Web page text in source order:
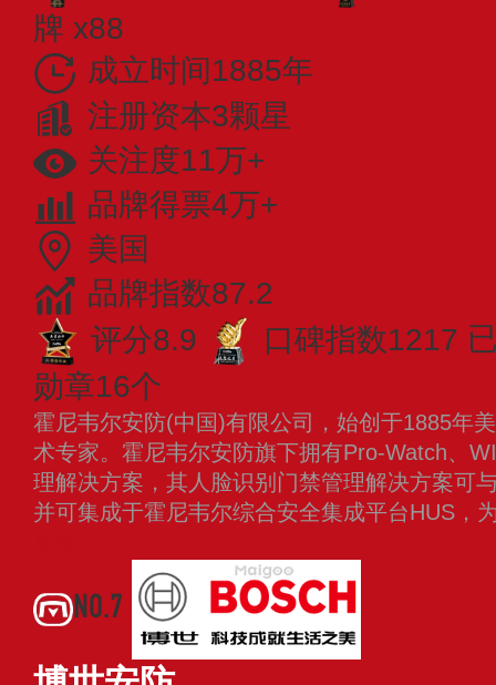
牌 x88
成立时间1885年
注册资本3颗星
关注度11万+
品牌得票4万+
美国
品牌指数87.2
评分8.9
口碑指数1217
勋章16个
霍尼韦尔安防(中国)有限公司，始创于1885年
术专家。霍尼韦尔安防旗下拥有Pro-Watch、
理解决方案，其人脸识别门禁管理解决方案可
并可集成于霍尼韦尔综合安全集成平台HUS，
NO.7